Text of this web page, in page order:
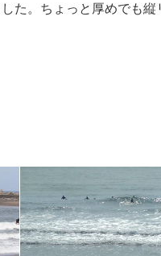
た。ちょっと厚めでも